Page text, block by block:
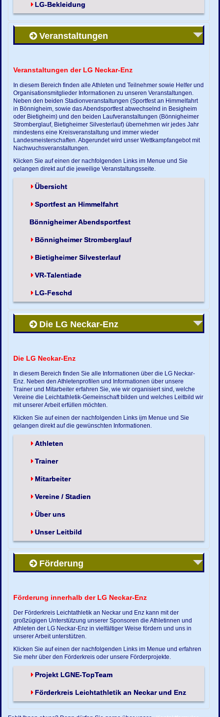
LG-Bekleidung
Veranstaltungen
Veranstaltungen der LG Neckar-Enz
In diesem Bereich finden alle Athleten und Teilnehmer sowie Helfer und
Organisationsmitglieder Informationen zu unseren Veranstaltungen.
Neben den beiden Stadionveranstaltungen (Sportfest an Himmelfahrt
in Bönnigheim, sowie das Abendsportfest abwechselnd in Besigheim
oder Bietigheim) und den beiden Laufveranstaltungen (Bönnigheimer
Stromberglauf, Bietigheimer Silvesterlauf) übernehmen wir jedes Jahr
mindestens eine Kreisveranstaltung und immer wieder
Landesmeisterschaften. Abgerundet wird unser Wettkampfangebot mit
Nachwuchsveranstaltungen.
Klicken Sie auf einen der nachfolgenden Links im Menue und Sie
gelangen direkt auf die jeweilige Veranstaltungsseite.
Übersicht
Sportfest an Himmelfahrt
Bönnigheimer Abendsportfest
Bönnigheimer Stromberglauf
Bietigheimer Silvesterlauf
VR-Talentiade
LG-Feschd
Die LG Neckar-Enz
Die LG Neckar-Enz
In diesem Bereich finden Sie alle Informationen über die LG Neckar-
Enz. Neben den Athletenprofilen und Informationen über unsere
Trainer und Mitarbeiter erfahren Sie, wie wir organisiert sind, welche
Vereine die Leichtathletik-Gemeinschaft bilden und welches Leitbild wir
mit unserer Arbeit erfüllen möchten.
Klicken Sie auf einen der nachfolgenden Links ijm Menue und Sie
gelangen direkt auf die gewünschten Informationen.
Athleten
Trainer
Mitarbeiter
Vereine / Stadien
Über uns
Unser Leitbild
Förderung
Förderung innerhalb der LG Neckar-Enz
Der Förderkreis Leichtathletik an Neckar und Enz kann mit der
großzügigen Unterstützung unserer Sponsoren die Athletinnen und
Athleten der LG Neckar-Enz in vielfältiger Weise fördern und uns in
unserer Arbeit unterstützen.
Klicken Sie auf einen der nachfolgenden Links im Menue und erfahren
Sie mehr über den Förderkreis oder unsere Förderprojekte.
Projekt LGNE-TopTeam
Förderkreis Leichtathletik an Neckar und Enz